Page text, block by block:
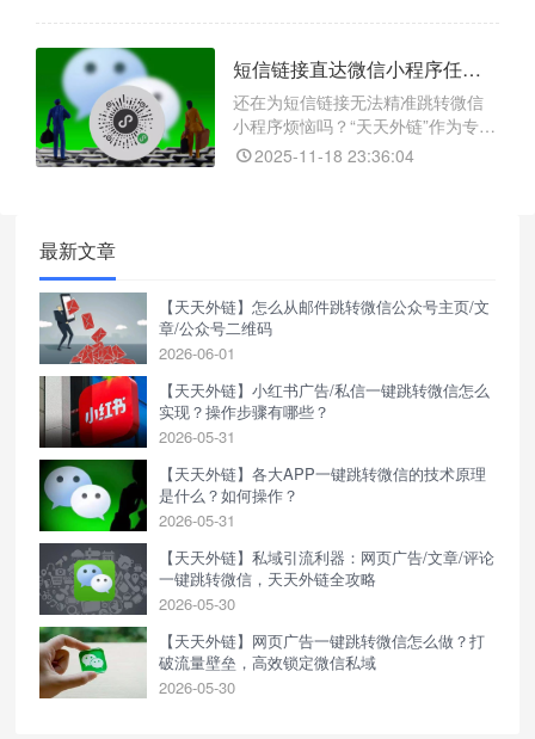
垒。该功能一键生成普通URL链
组管理等特性。用户点击短信链接
后，自动唤起微信并直达小程序指
定页面，大幅提升转化效率。通过
数据追踪优化营销策略，助力企业
短信链接直达微信小程序任意页面？试试“天天外链”，轻松搞定精准跳转！
还在为短信链接无法精准跳转微信
小程序烦恼吗？“天天外链”作为专业
第三方跳转工具，解决了这一难
外，该工具已通过各大手机厂商
2025-11-18 23:36:04
最新文章
【天天外链】怎么从邮件跳转微信公众号主页/文
章/公众号二维码
2026-06-01
【天天外链】小红书广告/私信一键跳转微信怎么
实现？操作步骤有哪些？
2026-05-31
【天天外链】各大APP一键跳转微信的技术原理
是什么？如何操作？
2026-05-31
【天天外链】私域引流利器：网页广告/文章/评论
一键跳转微信，天天外链全攻略
2026-05-30
【天天外链】网页广告一键跳转微信怎么做？打
破流量壁垒，高效锁定微信私域
2026-05-30